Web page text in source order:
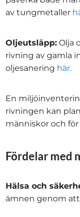
av tungmetaller
Oljeutsläpp:Olja
rivning av gamla
oljesanering här.
En
rivningen kan
människor och
Fördelar med
Hälsa och
ämnen genom